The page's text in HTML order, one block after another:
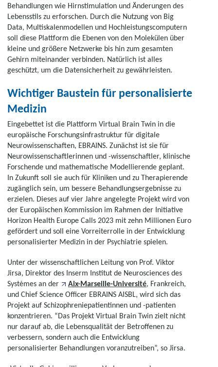
Behandlungen wie Hirnstimulation und Änderungen des
Lebensstils zu erforschen. Durch die Nutzung von Big
Data, Multiskalenmodellen und Hochleistungscomputern
soll diese Plattform die Ebenen von den Molekülen über
kleine und größere Netzwerke bis hin zum gesamten
Gehirn miteinander verbinden. Natürlich ist alles
geschützt, um die Datensicherheit zu gewährleisten.
Wichtiger Baustein für personalisierte
Medizin
Eingebettet ist die Plattform Virtual Brain Twin in die
europäische Forschungsinfrastruktur für digitale
Neurowissenschaften, EBRAINS. Zunächst ist sie für
Neurowissenschaftlerinnen und -wissenschaftler, klinische
Forschende und mathematische Modellierende geplant.
In Zukunft soll sie auch für Kliniken und zu Therapierende
zugänglich sein, um bessere Behandlungsergebnisse zu
erzielen. Dieses auf vier Jahre angelegte Projekt wird von
der Europäischen Kommission im Rahmen der Initiative
Horizon Health Europe Calls 2023 mit zehn Millionen Euro
gefördert und soll eine Vorreiterrolle in der Entwicklung
personalisierter Medizin in der Psychiatrie spielen.
Unter der wissenschaftlichen Leitung von Prof. Viktor
Jirsa, Direktor des Inserm Institut de Neurosciences des
Systèmes an der
Aix-Marseille-Université, Frankreich,
und Chief Science Officer EBRAINS AISBL, wird sich das
Projekt auf Schizophreniepatientinnen und -patienten
konzentrieren. “Das Projekt Virtual Brain Twin zielt nicht
nur darauf ab, die Lebensqualität der Betroffenen zu
verbessern, sondern auch die Entwicklung
personalisierter Behandlungen voranzutreiben”, so Jirsa.